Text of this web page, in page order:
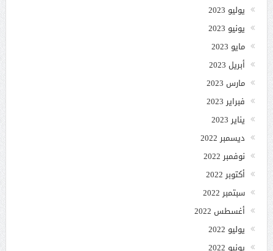
يوليو 2023
يونيو 2023
مايو 2023
أبريل 2023
مارس 2023
فبراير 2023
يناير 2023
ديسمبر 2022
نوفمبر 2022
أكتوبر 2022
سبتمبر 2022
أغسطس 2022
يوليو 2022
يونيو 2022